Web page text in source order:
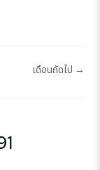
เดือนถัดไป →